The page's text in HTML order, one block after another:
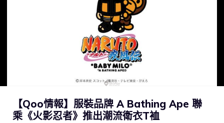
【Qoo情報】服裝品牌 A Bathing Ape 聯
乘《火影忍者》推出潮流衛衣T裇